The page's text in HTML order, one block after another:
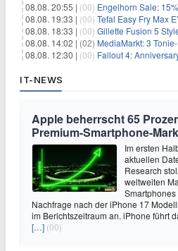
08.08. 20:55 | (00) Engelhorn Sale: 15% Extra-
08.08. 19:33 | (00) Tefal Easy Fry Max
08.08. 18:33 | (00) Gillette Fusion 5 Styler
08.08. 14:02 | (02) MediaMarkt: 3
08.08. 12:30 | (00) Fallout 4:
IT-NEWS
Apple beherrscht 65
Premium-Smartphone-
Im ersten
aktuellen
Research
weltweiten
Nachfrage nach der iPhone 17
im Berichtszeitraum an. iPhone führt
[…] (00)